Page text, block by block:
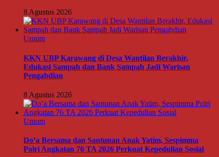
8 Agustus 2026
Umum
KKN UBP Karawang di Desa Wantilan Berakhir,
Edukasi Sampah dan Bank Sampah Jadi Warisan
Pengabdian
8 Agustus 2026
Umum
Do’a Bersama dan Santunan Anak Yatim, Sespimma
Polri Angkatan 76 TA 2026 Perkuat Kepedulian Sosial